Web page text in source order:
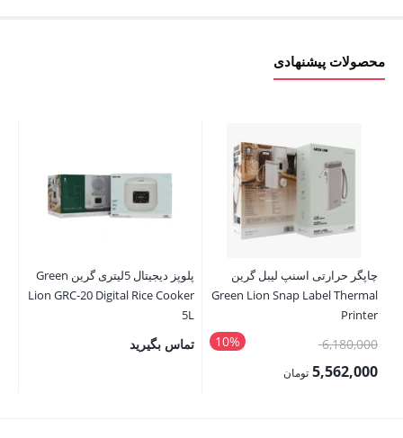
محصولات پیشنهادی
چاپگر حرارتی اسنپ لیبل گرین
Green Lion Snap Label Thermal
Printer
10% 6,180,000قیمت
اصلی:5,562,000 تومان
پلوپز دیجیتال 5لیتری گرین Green
Lion GRC-20 Digital Rice Cooker
5L
تماس بگیرید